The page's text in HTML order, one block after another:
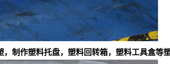
制作塑料托盘，塑料回转箱，塑料工具盒等塑